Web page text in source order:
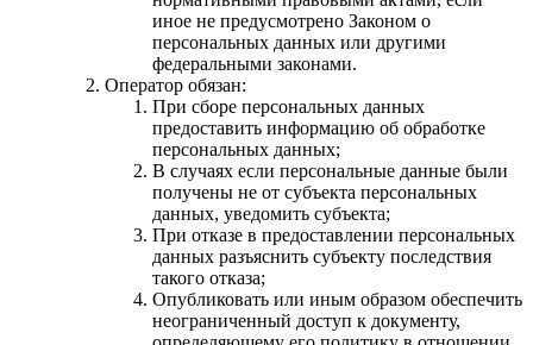
иное не предусмотрено Законом о
персональных данных или другими
федеральными законами.
Оператор обязан:
При сборе персональных данных
предоставить информацию об обработке
персональных данных;
В случаях если персональные данные были
получены не от субъекта персональных
данных, уведомить субъекта;
При отказе в предоставлении персональных
данных разъяснить субъекту последствия
такого отказа;
Опубликовать или иным образом обеспечить
неограниченный доступ к документу,